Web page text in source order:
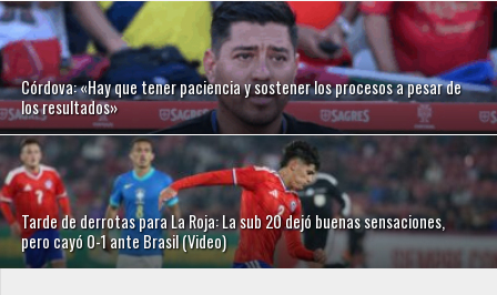
Córdova: «Hay que tener paciencia y sostener los procesos a pesar de
los resultados»
Tarde de derrotas para La Roja: La sub 20 dejó buenas sensaciones,
pero cayó 0-1 ante Brasil (Video)